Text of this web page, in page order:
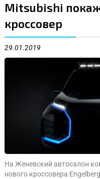
Mitsubishi
кроссовер
29.01.2019
На Женевский автосалон
нового кроссовера